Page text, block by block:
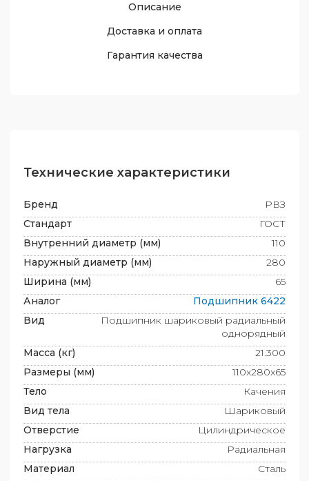
Описание
Доставка и оплата
Гарантия качества
Технические характеристики
Бренд
РВЗ
Стандарт
ГОСТ
Внутренний диаметр (мм)
110
Наружный диаметр (мм)
280
Ширина (мм)
65
Аналог
Подшипник 6422
Вид
Подшипник шариковый радиальный
однорядный
Масса (кг)
21.300
Размеры (мм)
110x280x65
Тело
Качения
Вид тела
Шариковый
Отверстие
Цилиндрическое
Нагрузка
Радиальная
Материал
Сталь